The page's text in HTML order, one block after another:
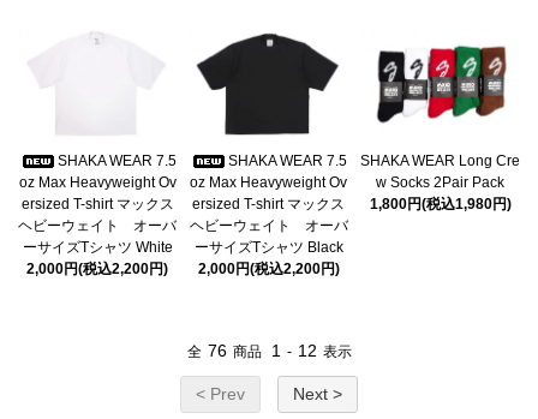
SHAKA WEAR 7.5
oz Max Heavyweight Ov
ersized T-shirt マックス
ヘビーウェイト オーバ
ーサイズTシャツ White
2,000円(税込2,200円)
SHAKA WEAR 7.5
oz Max Heavyweight Ov
ersized T-shirt マックス
ヘビーウェイト オーバ
ーサイズTシャツ Black
2,000円(税込2,200円)
SHAKA WEAR Long Cre
w Socks 2Pair Pack
1,800円(税込1,980円)
全 76 商品 1 - 12 表示
< Prev Next >